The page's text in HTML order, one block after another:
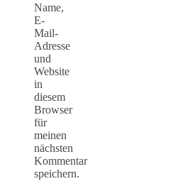
Name,
E-
Mail-
Adresse
und
Website
in
diesem
Browser
für
meinen
nächsten
Kommentar
speichern.